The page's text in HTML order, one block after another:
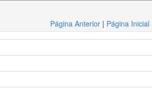
Página Anterior | Página Inicial